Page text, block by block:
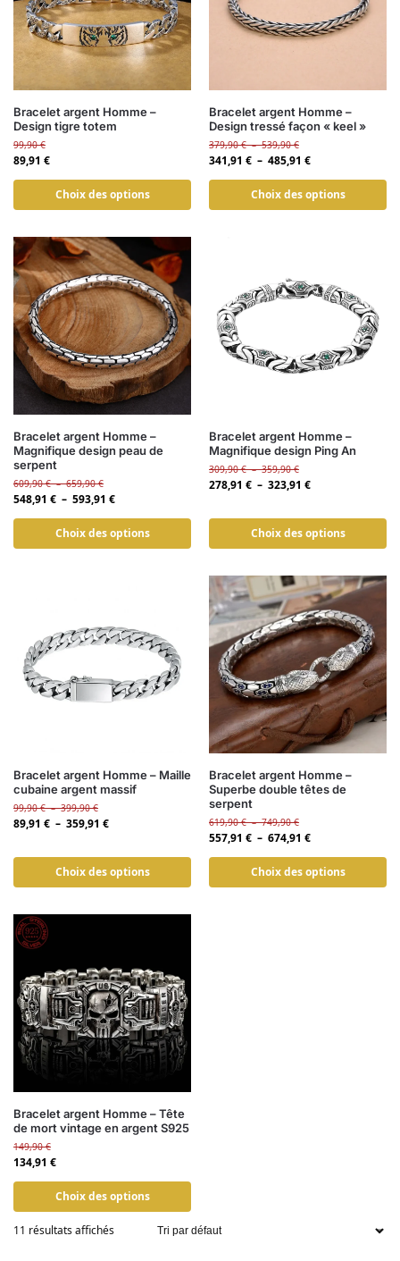
Bracelet argent Homme –
Design tigre totem
99,90€
89,91 €
Choix des options
Bracelet argent Homme –
Design tressé façon « keel »
379,90€ – 539,90€
341,91 € – 485,91 €
Choix des options
Bracelet argent Homme –
Magnifique design peau de
serpent
609,90€ – 659,90€
548,91 € – 593,91 €
Choix des options
Bracelet argent Homme –
Magnifique design Ping An
309,90€ – 359,90€
278,91 € – 323,91 €
Choix des options
Bracelet argent Homme – Maille
cubaine argent massif
99,90€ – 399,90€
89,91 € – 359,91 €
Choix des options
Bracelet argent Homme –
Superbe double têtes de
serpent
619,90€ – 749,90€
557,91 € – 674,91 €
Choix des options
Bracelet argent Homme – Tête
de mort vintage en argent S925
149,90€
134,91 €
Choix des options
11 résultats affichés